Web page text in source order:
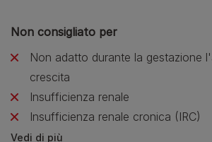
Non consigliato per
Non adatto durante la gestazione
crescita
Insufficienza renale
Insufficienza renale cronica (IRC)
Vedi di più